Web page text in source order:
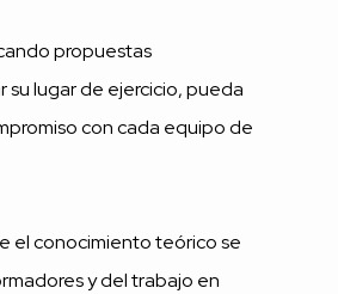
propuestas
lugar de ejercicio, pueda
con cada equipo de
el conocimiento teórico se
y del trabajo en